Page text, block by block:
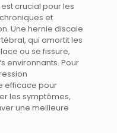
crucial pour les
et
Une hernie discale
qui amortit les
ou se fissure,
environnants. Pour
efficace pour
les symptômes,
une meilleure